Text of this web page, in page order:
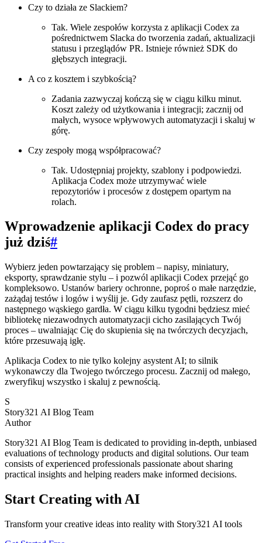
Czy to działa ze Slackiem?
Tak. Wiele zespołów korzysta z aplikacji Codex za
pośrednictwem Slacka do tworzenia zadań, aktualizacji
statusu i przeglądów PR. Istnieje również SDK do
głębszych integracji.
A co z kosztem i szybkością?
Zadania zazwyczaj kończą się w ciągu kilku minut.
Koszt zależy od użytkowania i integracji; zacznij od
małych, wysoce wpływowych automatyzacji i skaluj w
górę.
Czy zespoły mogą współpracować?
Tak. Udostępniaj projekty, szablony i podpowiedzi.
Aplikacja Codex może utrzymywać wiele
repozytoriów i procesów z dostępem opartym na
rolach.
Wprowadzenie aplikacji Codex do pracy
już dziś#
Wybierz jeden powtarzający się problem – napisy, miniatury,
eksporty, sprawdzanie stylu – i pozwól aplikacji Codex przejąć go
kompleksowo. Ustanów bariery ochronne, poproś o małe narzędzie,
zażądaj testów i logów i wyślij je. Gdy zaufasz pętli, rozszerz do
następnego wąskiego gardła. W ciągu kilku tygodni będziesz mieć
bibliotekę niezawodnych automatyzacji cicho zasilających Twój
proces – uwalniając Cię do skupienia się na twórczych decyzjach,
które przesuwają igłę.
Aplikacja Codex to nie tylko kolejny asystent AI; to silnik
wykonawczy dla Twojego twórczego procesu. Zacznij od małego,
zweryfikuj wszystko i skaluj z pewnością.
S
Story321 AI Blog Team
Author
Story321 AI Blog Team is dedicated to providing in-depth, unbiased
evaluations of technology products and digital solutions. Our team
consists of experienced professionals passionate about sharing
practical insights and helping readers make informed decisions.
Start Creating with AI
Transform your creative ideas into reality with Story321 AI tools